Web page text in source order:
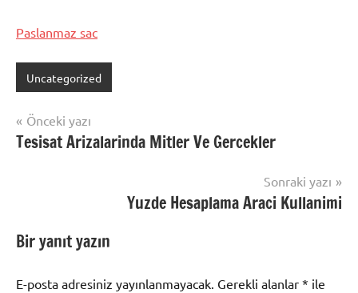
Paslanmaz sac
Uncategorized
Yazı
gezinmesi
Önceki yazı
Tesisat Arizalarinda Mitler Ve Gercekler
Sonraki yazı
Yuzde Hesaplama Araci Kullanimi
Bir yanıt yazın
E-posta adresiniz yayınlanmayacak. Gerekli alanlar * ile